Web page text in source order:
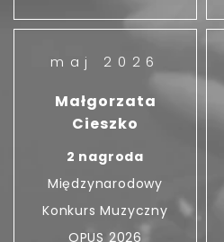
maj 2026
Małgorzata
Cieszko
2 nagroda
Międzynarodowy
Konkurs Muzyczny
OPUS 2026